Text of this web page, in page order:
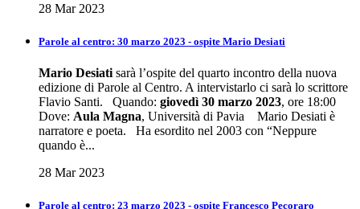
28 Mar 2023
Parole al centro: 30 marzo 2023 - ospite Mario Desiati
Mario Desiati sarà l’ospite del quarto incontro della nuova
edizione di Parole al Centro. A intervistarlo ci sarà lo scrittore
Flavio Santi. Quando: giovedì 30 marzo 2023, ore 18:00
Dove: Aula Magna, Università di Pavia Mario Desiati è
narratore e poeta. Ha esordito nel 2003 con “Neppure
quando è...
28 Mar 2023
Parole al centro: 23 marzo 2023 - ospite Francesco Pecoraro